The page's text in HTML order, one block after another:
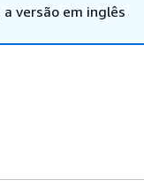
versão em inglês